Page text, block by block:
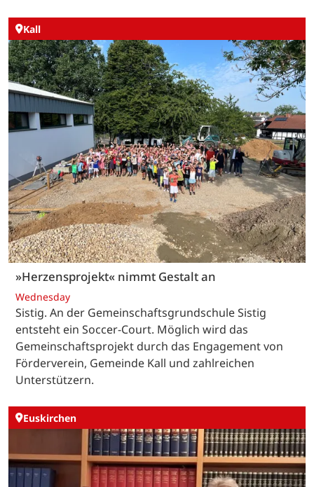
Kall
»Herzensprojekt« nimmt Gestalt an
Wednesday
Sistig. An der Gemeinschaftsgrundschule Sistig
entsteht ein Soccer-Court. Möglich wird das
Gemeinschaftsprojekt durch das Engagement von
Förderverein, Gemeinde Kall und zahlreichen
Unterstützern.
Euskirchen